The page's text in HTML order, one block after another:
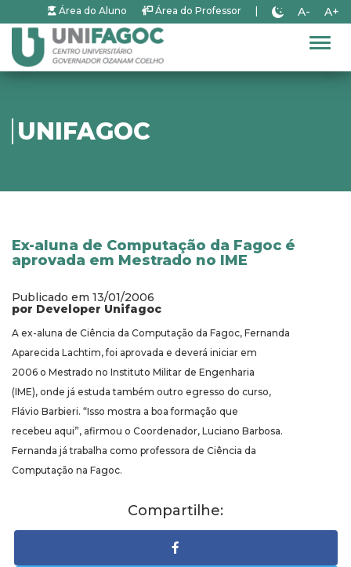
Área do Aluno Área do Professor A- A+
UNIFAGOC
Ex-aluna de Computação da Fagoc é
aprovada em Mestrado no IME
Publicado em 13/01/2006
por Developer Unifagoc
A ex-aluna de Ciência da Computação da Fagoc, Fernanda
Aparecida Lachtim, foi aprovada e deverá iniciar em
2006 o Mestrado no Instituto Militar de Engenharia
(IME), onde já estuda também outro egresso do curso,
Flávio Barbieri. “Isso mostra a boa formação que
recebeu aqui”, afirmou o Coordenador, Luciano Barbosa.
Fernanda já trabalha como professora de Ciência da
Computação na Fagoc.
Compartilhe: